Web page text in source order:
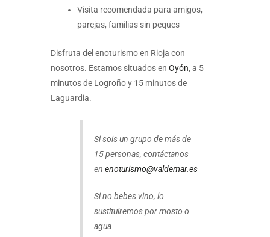
Visita recomendada para amigos,
parejas, familias sin peques
Disfruta del enoturismo en Rioja con
nosotros. Estamos situados en Oyón, a 5
minutos de Logroño y 15 minutos de
Laguardia.
Si sois un grupo de más de
15 personas, contáctanos
enenoturismo@valdemar.es
Si no bebes vino, lo
sustituiremos por mosto o
agua